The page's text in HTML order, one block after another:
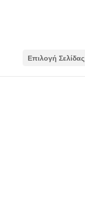
Επιλογή Σελίδας